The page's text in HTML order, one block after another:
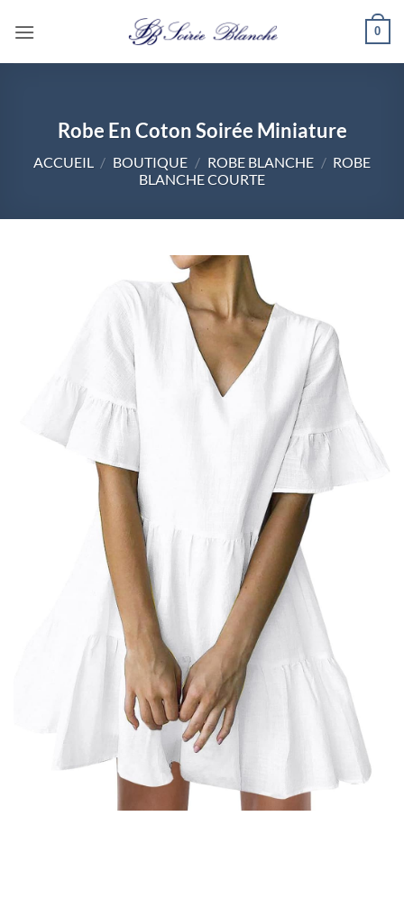
0
Robe En Coton Soirée Miniature
ACCUEIL / BOUTIQUE / ROBE BLANCHE / ROBE
BLANCHE COURTE